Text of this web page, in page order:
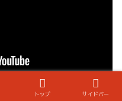
トップ サイドバー